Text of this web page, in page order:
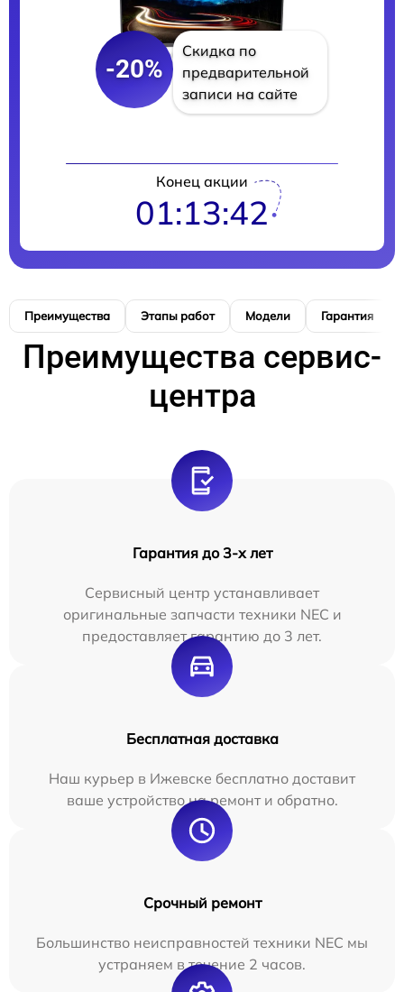
-20%
Скидка по
предварительной
записи на сайте
Конец акции
01:13:41
Преимущества Этапы работ Модели Гарантия
Преимущества сервис-
центра
Гарантия до 3-х лет
Сервисный центр устанавливает
оригинальные запчасти техники NEC и
предоставляет гарантию до 3 лет.
Бесплатная доставка
Наш курьер в Ижевске бесплатно доставит
ваше устройство на ремонт и обратно.
Срочный ремонт
Большинство неисправностей техники NEC мы
устраняем в течение 2 часов.